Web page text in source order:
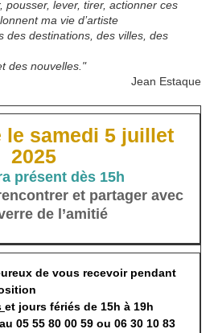
pousser, lever, tirer, actionner ces
ma vie d’artiste
des destinations, des villes, des
des nouvelles."
Jean Estaque
le samedi 5 juillet
2025
présent dès 15h
et partager avec
de l’amitié
de vous recevoir pendant
et jours fériés de 15h à 19h
05 55 80 00 59 ou 06 30 10 83